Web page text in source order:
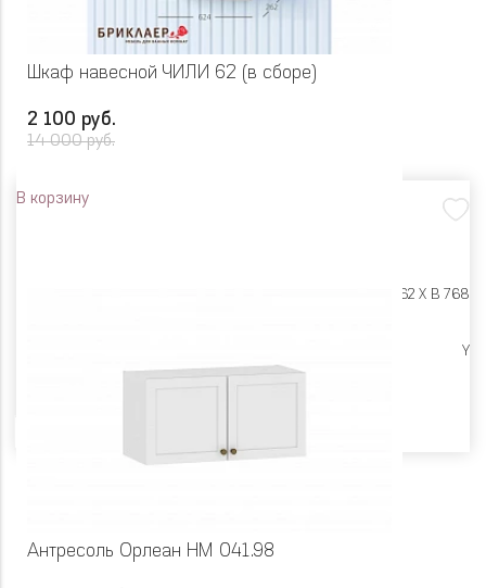
Шкаф навесной ЧИЛИ 62 (в сборе)
2 100 руб.
14 000 руб.
В корзину
Ш 624 X Г 262 X В 768
Y
Антресоль Орлеан НМ 041.98